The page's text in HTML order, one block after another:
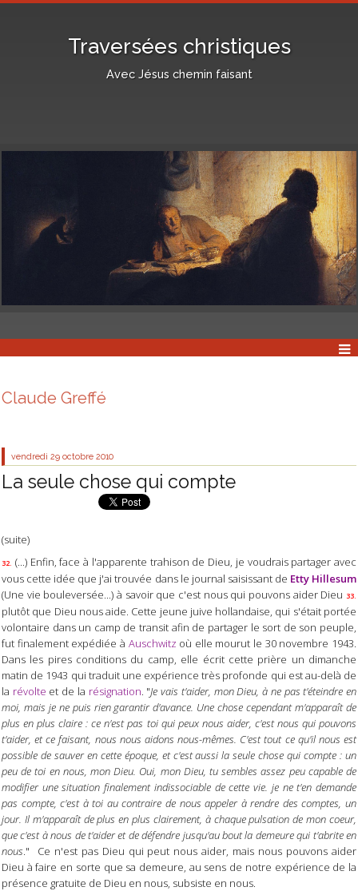
Traversées christiques
Avec Jésus chemin faisant
Claude Greffé
vendredi 29 octobre 2010
La seule chose qui compte
(suite)
32. (...) Enfin, face à l'apparente trahison de Dieu, je voudrais partager avec
vous cette idée que j'ai trouvée dans le journal saisissant de Etty Hillesum
(Une vie bouleversée...) à savoir que c'est nous qui pouvons aider Dieu 33.
plutôt que Dieu nous aide. Cette jeune juive hollandaise, qui s'était portée
volontaire dans un camp de transit afin de partager le sort de son peuple,
fut finalement expédiée à Auschwitz où elle mourut le 30 novembre 1943.
Dans les pires conditions du camp, elle écrit cette prière un dimanche
matin de 1943 qui traduit une expérience très profonde qui est au-delà de
la révolte et de la résignation. "Je vais t'aider, mon Dieu, à ne pas t'éteindre en
moi, mais je ne puis rien garantir d'avance. Une chose cependant m'apparaît de
plus en plus claire : ce n'est pas toi qui peux nous aider, c'est nous qui pouvons
t'aider, et ce faisant, nous nous aidons nous-mêmes. C'est tout ce qu'il nous est
possible de sauver en cette époque, et c'est aussi la seule chose qui compte : un
peu de toi en nous, mon Dieu. Oui, mon Dieu, tu sembles assez peu capable de
modifier une situation finalement indissociable de cette vie. je ne t'en demande
pas compte, c'est à toi au contraire de nous appeler à rendre des comptes, un
jour. Il m'apparaît de plus en plus clairement, à chaque pulsation de mon coeur,
que c'est à nous de t'aider et de défendre jusqu'au bout la demeure qui t'abrite en
nous." Ce n'est pas Dieu qui peut nous aider, mais nous pouvons aider
Dieu à faire en sorte que sa demeure, au sens de notre expérience de la
présence gratuite de Dieu en nous, subsiste en nous.